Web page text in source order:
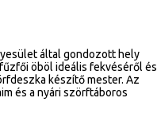
által gondozott hely
öböl ideális fekvéséről és
készítő mester. Az
és a nyári szörftáboros